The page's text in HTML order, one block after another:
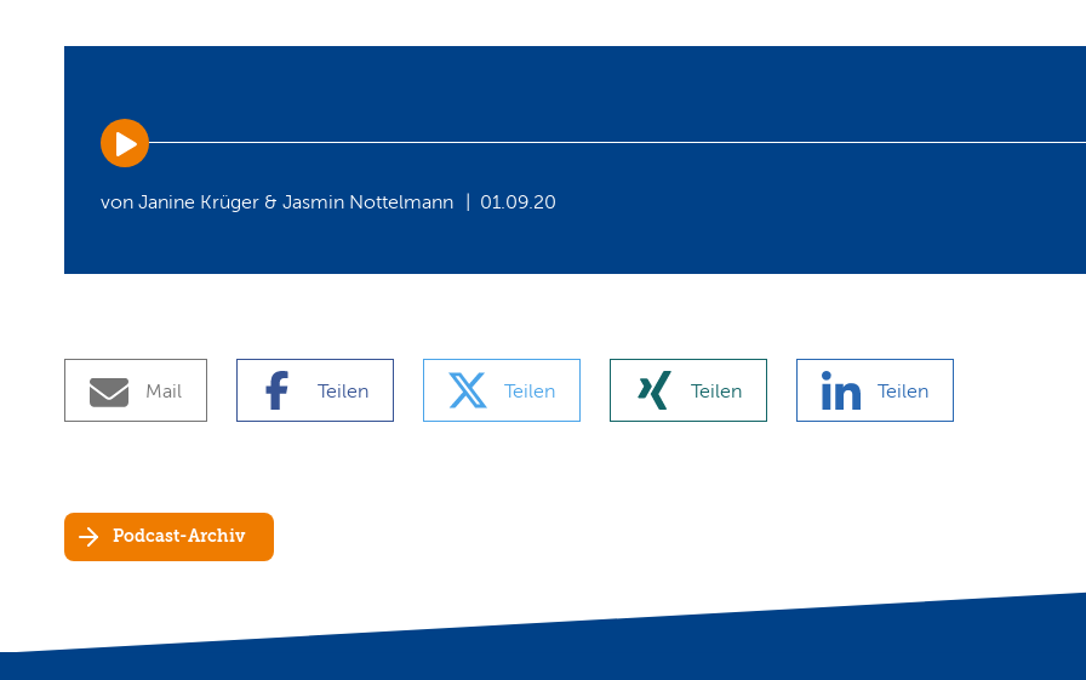
Audio
Player
von Janine Krüger & Jasmin Nottelmann 01.09.20
Mail Teilen Teilen Teilen Teilen
Podcast-Archiv